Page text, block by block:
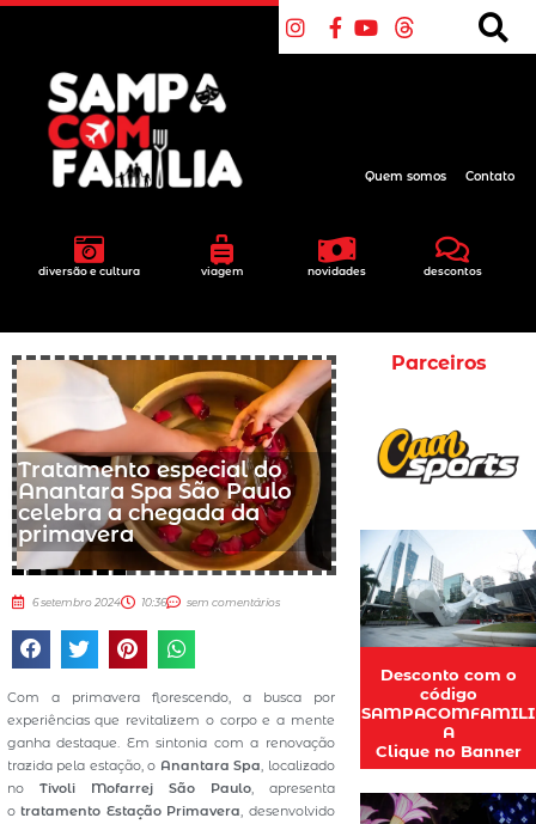
diversão e cultura viagem novidades descontos
Quem somos Contato
Tratamento especial do
Anantara Spa São Paulo
celebra a chegada da
primavera
6 setembro 2024 10:36 sem comentários
Com a primavera florescendo, a busca por
experiências que revitalizem o corpo e a mente
ganha destaque. Em sintonia com a renovação
trazida pela estação, o Anantara Spa, localizado
no Tivoli Mofarrej São Paulo, apresenta
otratamento Estação Primavera, desenvolvido
Parceiros
Desconto com o
código
SAMPACOMFAMILI
A
Clique no Banner